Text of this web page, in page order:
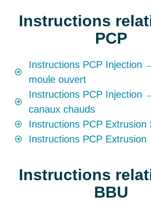
Instructions
PCP
Instructions PCP Injection
moule ouvert
Instructions PCP Injection
canaux chauds
Instructions PCP Extrusion
Instructions PCP Extrusion
Instructions
BBU